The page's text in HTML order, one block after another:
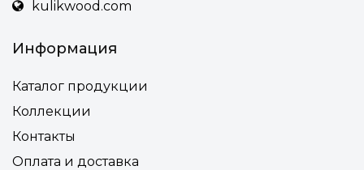
• Финишная защита древесины – выносливое
kulikwood.com
Информация
Каталог продукции
Коллекции
Контакты
Оплата и доставка